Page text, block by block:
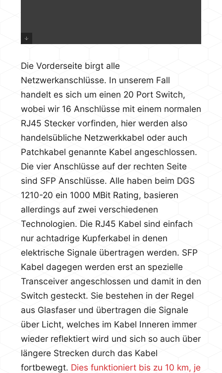
Die Vorderseite birgt alle
Netzwerkanschlüsse. In unserem Fall
handelt es sich um einen 20 Port Switch,
wobei wir 16 Anschlüsse mit einem normalen
RJ45 Stecker vorfinden, hier werden also
handelsübliche Netzwerkkabel oder auch
Patchkabel genannte Kabel angeschlossen.
Die vier Anschlüsse auf der rechten Seite
sind SFP Anschlüsse. Alle haben beim DGS
1210-20 ein 1000 MBit Rating, basieren
allerdings auf zwei verschiedenen
Technologien. Die RJ45 Kabel sind einfach
nur achtadrige Kupferkabel in denen
elektrische Signale übertragen werden. SFP
Kabel dagegen werden erst an spezielle
Transceiver angeschlossen und damit in den
Switch gesteckt. Sie bestehen in der Regel
aus Glasfaser und übertragen die Signale
über Licht, welches im Kabel Inneren immer
wieder reflektiert wird und sich so auch über
längere Strecken durch das Kabel
fortbewegt. Dies funktioniert bis zu 10 km, je